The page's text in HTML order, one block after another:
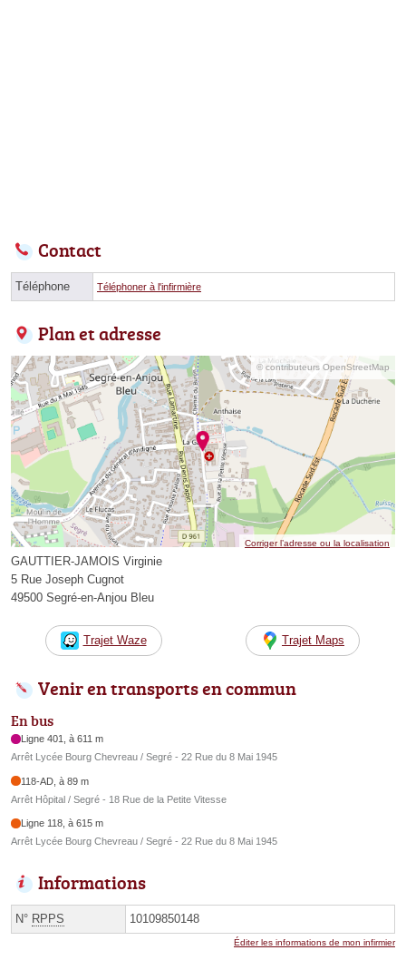
Contact
Téléphone Téléphoner à l'infirmière
Plan et adresse
© contributeurs OpenStreetMap
Corriger l’adresse ou la localisation
GAUTTIER-JAMOIS Virginie
5 Rue Joseph Cugnot
49500 Segré-en-Anjou Bleu
Trajet Waze Trajet Maps
Venir en transports en commun
En bus
Ligne 401, à 611 m
Arrêt Lycée Bourg Chevreau / Segré - 22 Rue du 8 Mai 1945
118-AD, à 89 m
Arrêt Hôpital / Segré - 18 Rue de la Petite Vitesse
Ligne 118, à 615 m
Arrêt Lycée Bourg Chevreau / Segré - 22 Rue du 8 Mai 1945
Informations
N° RPPS 10109850148
Éditer les informations de mon infirmier